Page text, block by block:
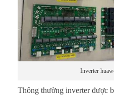
Inverter
Thông thường inverter được